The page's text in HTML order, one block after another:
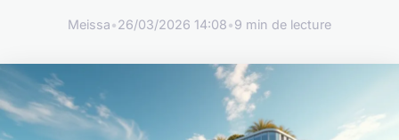
Meissa•26/03/2026 14:08•9 min de lecture